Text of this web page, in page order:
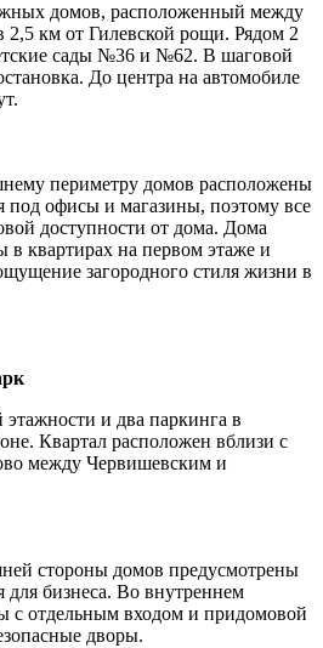
домов, расположенный между
2,5 км от Гилевской рощи. Рядом 2
сады №36 и №62. В шаговой
До центра на автомобиле
периметру домов расположены
под офисы и магазины, поэтому все
доступности от дома. Дома
в квартирах на первом этаже и
загородного стиля жизни в
и два паркинга в
Квартал расположен вблизи с
между Червишевским и
стороны домов предусмотрены
бизнеса. Во внутреннем
с отдельным входом и придомовой
дворы.